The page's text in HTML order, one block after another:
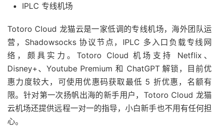
IPLC 专线机场
Totoro Cloud 龙猫云是一家低调的专线机场，海外团队运
营，Shadowsocks 协议节点，IPLC 多入口负载专线网
络，颇具实力。Totoro Cloud 机场支持 Netflix、
Disney+、Youtube Premium 和 ChatGPT 解锁，目前优
惠力度较大，可使用优惠码获取最低 5 折优惠，名额有
限。针对第一次扬帆出海的新手用户，Totoro Cloud 龙猫
云机场还提供远程一对一的指导，小白新手也不用有任何担
心。